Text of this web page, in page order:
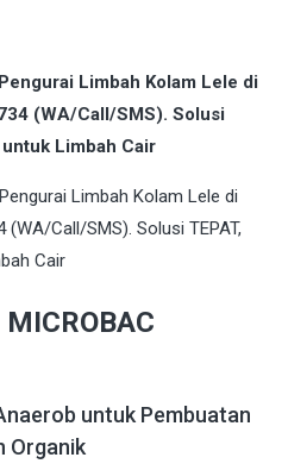
Limbah Kolam Lele di
(WA/Call/SMS). Solusi
untuk Limbah Cair
untuk Pembuatan
Organik